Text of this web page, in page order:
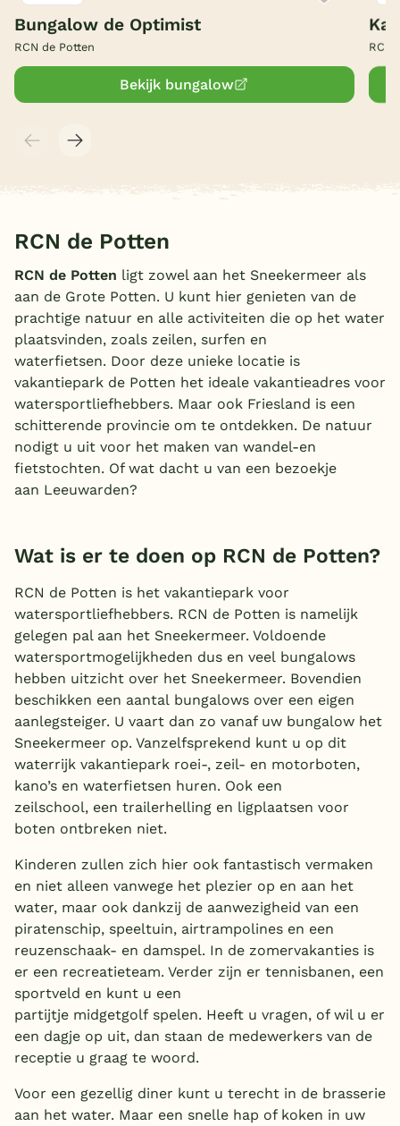
Onze e-boeken
Bungalow de Optimist
RCN de Potten
Bekijk bungalow
RCN
RCN de Potten
RCN de Potten ligt zowel aan het Sneekermeer als
aan de Grote Potten. U kunt hier genieten van de
prachtige natuur en alle activiteiten die op het water
plaatsvinden, zoals zeilen, surfen en
waterfietsen. Door deze unieke locatie is
vakantiepark de Potten het ideale vakantieadres voor
watersportliefhebbers. Maar ook Friesland is een
schitterende provincie om te ontdekken. De natuur
nodigt u uit voor het maken van wandel-en
fietstochten. Of wat dacht u van een bezoekje
aan Leeuwarden?
Wat is er te doen op RCN de Potten?
RCN de Potten is het vakantiepark voor
watersportliefhebbers. RCN de Potten is namelijk
gelegen pal aan het Sneekermeer. Voldoende
watersportmogelijkheden dus en veel bungalows
hebben uitzicht over het Sneekermeer. Bovendien
beschikken een aantal bungalows over een eigen
aanlegsteiger. U vaart dan zo vanaf uw bungalow het
Sneekermeer op. Vanzelfsprekend kunt u op dit
waterrijk vakantiepark roei-, zeil- en motorboten,
kano’s en waterfietsen huren. Ook een
zeilschool, een trailerhelling en ligplaatsen voor
boten ontbreken niet.
Kinderen zullen zich hier ook fantastisch vermaken
en niet alleen vanwege het plezier op en aan het
water, maar ook dankzij de aanwezigheid van een
piratenschip, speeltuin, airtrampolines en een
reuzenschaak- en damspel. In de zomervakanties is
er een recreatieteam. Verder zijn er tennisbanen, een
sportveld en kunt u een
partijtje midgetgolf spelen. Heeft u vragen, of wil u er
een dagje op uit, dan staan de medewerkers van de
receptie u graag te woord.
Voor een gezellig diner kunt u terecht in de brasserie
aan het water. Maar een snelle hap of koken in uw